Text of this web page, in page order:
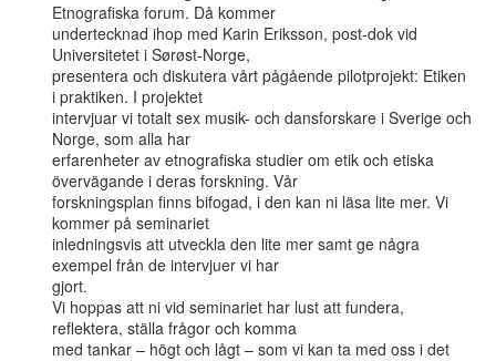
Etnografiska forum. Då kommer
undertecknad ihop med Karin Eriksson, post-dok vid
Universitetet i Sørøst-Norge,
presentera och diskutera vårt pågående pilotprojekt: Etiken
i praktiken. I projektet
intervjuar vi totalt sex musik- och dansforskare i Sverige och
Norge, som alla har
erfarenheter av etnografiska studier om etik och etiska
övervägande i deras forskning. Vår
forskningsplan finns bifogad, i den kan ni läsa lite mer. Vi
kommer på seminariet
inledningsvis att utveckla den lite mer samt ge några
exempel från de intervjuer vi har
gjort.
Vi hoppas att ni vid seminariet har lust att fundera,
reflektera, ställa frågor och komma
med tankar – högt och lågt – som vi kan ta med oss i det